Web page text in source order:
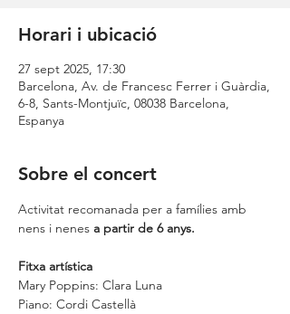
Horari i ubicació
27 sept 2025, 17:30
Barcelona, Av. de Francesc Ferrer i Guàrdia,
6-8, Sants-Montjuïc, 08038 Barcelona,
Espanya
Sobre el concert
Activitat recomanada per a famílies amb
nens i nenes a partir de 6 anys.
Fitxa artística
Mary Poppins: Clara Luna
Piano: Cordi Castellà